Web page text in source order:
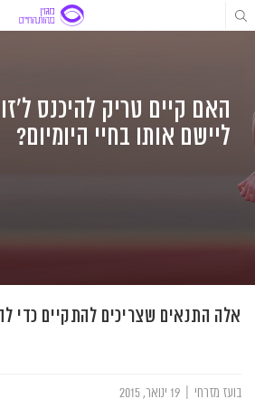
דלג
לתוכן
דלג
דלג
האם קיים טריק להיכנס
ליישם אותו בחיי היומיום?
אלה התנאים שצריכים להתקיים כדי
בועז מזרחי